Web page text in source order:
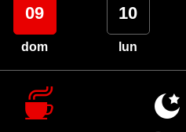
09
dom
10
lun